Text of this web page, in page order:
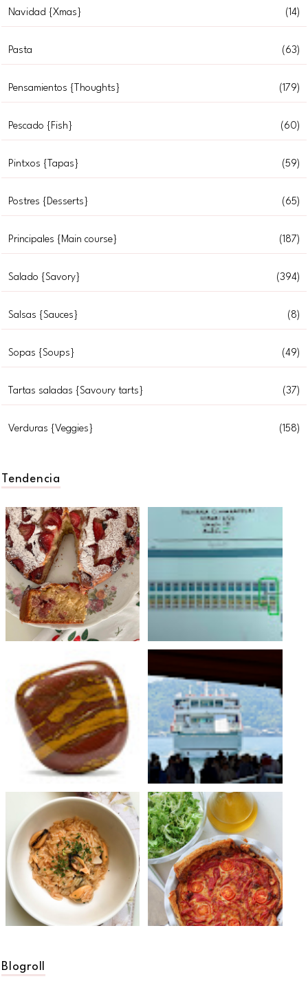
Navidad {Xmas} (14)
Pasta (63)
Pensamientos {Thoughts} (179)
Pescado {Fish} (60)
Pintxos {Tapas} (59)
Postres {Desserts} (65)
Principales {Main course} (187)
Salado {Savory} (394)
Salsas {Sauces} (8)
Sopas {Soups} (49)
Tartas saladas {Savoury tarts} (37)
Verduras {Veggies} (158)
Tendencia
Blogroll